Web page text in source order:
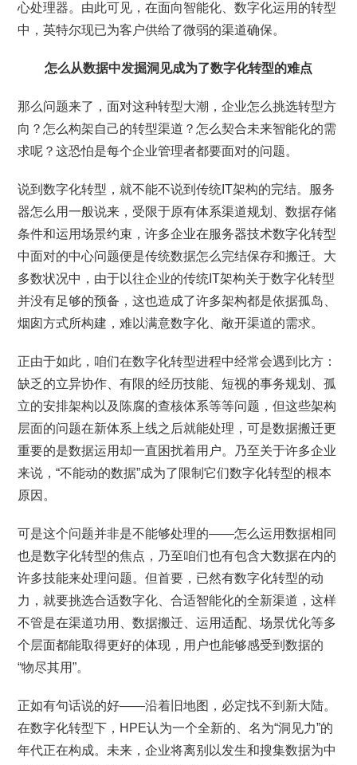
心处理器。由此可见，在面向智能化、数字化运用的转型
中，英特尔现已为客户供给了微弱的渠道确保。
怎么从数据中发掘洞见成为了数字化转型的难点
那么问题来了，面对这种转型大潮，企业怎么挑选转型方
向？怎么构架自己的转型渠道？怎么契合未来智能化的需
求呢？这恐怕是每个企业管理者都要面对的问题。
说到数字化转型，就不能不说到传统IT架构的完结。服务
器怎么用一般说来，受限于原有体系渠道规划、数据存储
条件和运用场景约束，许多企业在服务器技术数字化转型
中面对的中心问题便是传统数据怎么完结保存和搬迁。大
多数状况中，由于以往企业的传统IT架构关于数字化转型
并没有足够的预备，这也造成了许多架构都是依据孤岛、
烟囱方式所构建，难以满意数字化、敞开渠道的需求。
正由于如此，咱们在数字化转型进程中经常会遇到比方：
缺乏的立异协作、有限的经历技能、短视的事务规划、孤
立的安排架构以及陈腐的查核体系等等问题，但这些架构
层面的问题在新体系上线之后就能处理，可是数据搬迁更
重要的是数据运用却一直困扰着用户。乃至关于许多企业
来说，“不能动的数据”成为了限制它们数字化转型的根本
原因。
可是这个问题并非是不能够处理的——怎么运用数据相同
也是数字化转型的焦点，乃至咱们也有包含大数据在内的
许多技能来处理问题。但首要，已然有数字化转型的动
力，就要挑选合适数字化、合适智能化的全新渠道，这样
不管是在渠道功用、数据搬迁、运用适配、场景优化等多
个层面都能取得更好的体现，用户也能够感受到数据的
“物尽其用”。
正如有句话说的好——沿着旧地图，必定找不到新大陆。
在数字化转型下，HPE认为一个全新的、名为“洞见力”的
年代正在构成。未来，企业将离别以发生和搜集数据为中